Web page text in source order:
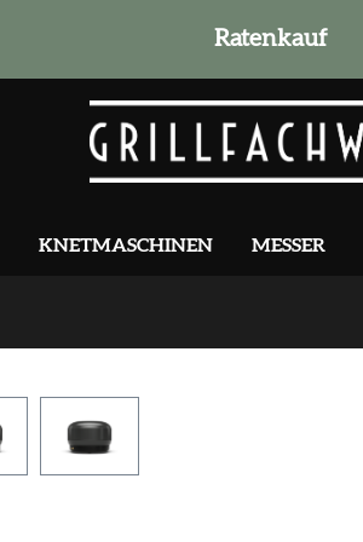
Ratenkauf
KNETMASCHINEN MESSER